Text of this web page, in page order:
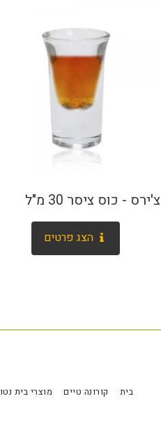
צ'ירס - כוס ציסר 30 מ"ל
הצג פרטים
בית קורונה טיים מוצרי בית נטו